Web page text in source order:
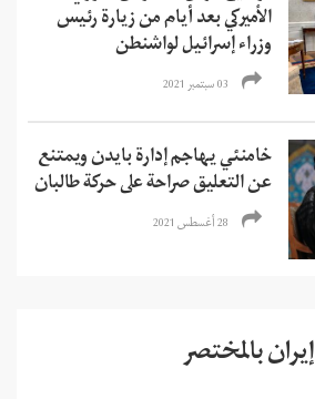
الأميركي بعد أيام من زيارة رئيس
وزراء إسرائيل لواشنطن
03 سبتمبر 2021
خامنئي يهاجم إدارة بايدن ويمتنع
عن التعليق صراحة على حركة طالبان
28 أغسطس 2021
إيران بالمختصر